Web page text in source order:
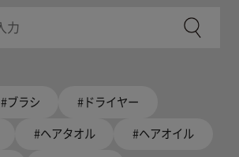
#ブラシ #ドライヤー
#ヘアタオル #ヘアオイル